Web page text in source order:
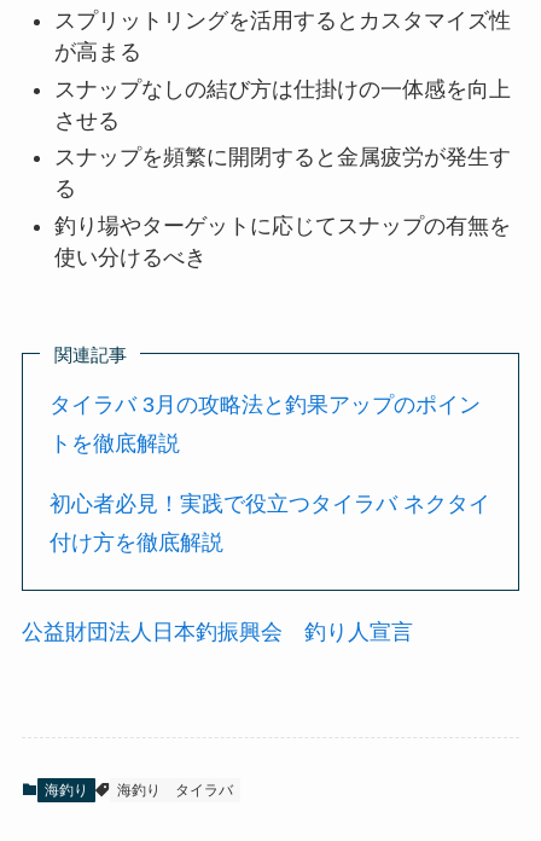
スプリットリングを活用するとカスタマイズ性
が高まる
スナップなしの結び方は仕掛けの一体感を向上
させる
スナップを頻繁に開閉すると金属疲労が発生す
る
釣り場やターゲットに応じてスナップの有無を
使い分けるべき
関連記事
タイラバ 3月の攻略法と釣果アップのポイン
トを徹底解説
初心者必見！実践で役立つタイラバ ネクタイ
付け方を徹底解説
公益財団法人日本釣振興会 釣り人宣言
海釣り 海釣り タイラバ